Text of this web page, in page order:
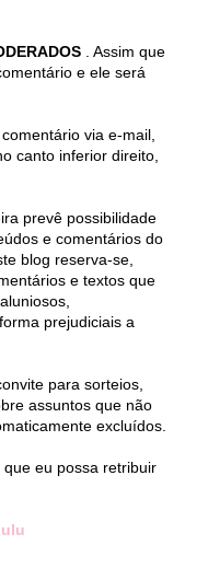
. Assim que
e ele será
via e-mail,
canto inferior direito,
prevê possibilidade
e comentários do
blog reserva-se,
e textos que
prejudiciais a
para sorteios,
assuntos que não
excluídos.
eu possa retribuir